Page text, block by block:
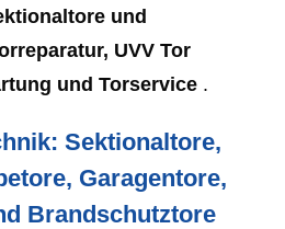
und
UVV Tor
und Torservice .
Sektionaltore,
Garagentore,
Brandschutztore